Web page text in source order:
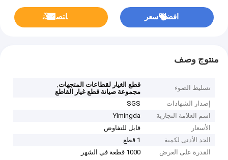
افضل سعر ﺎﺘﺼﻟ ﺍﻶﻧ
منتوج وصف
تسليط الضوء قطع الغيار لقطاعات المتجهات,
مجموعة صيانة قطع غيار القاطع
إصدار الشهادات
SGS
اسم العلامة التجارية
Yimingda
الأسعار
قابل للتفاوض
الحد الأدنى لكمية
1 قطع
القدرة على العرض
1000 قطعة في الشهر